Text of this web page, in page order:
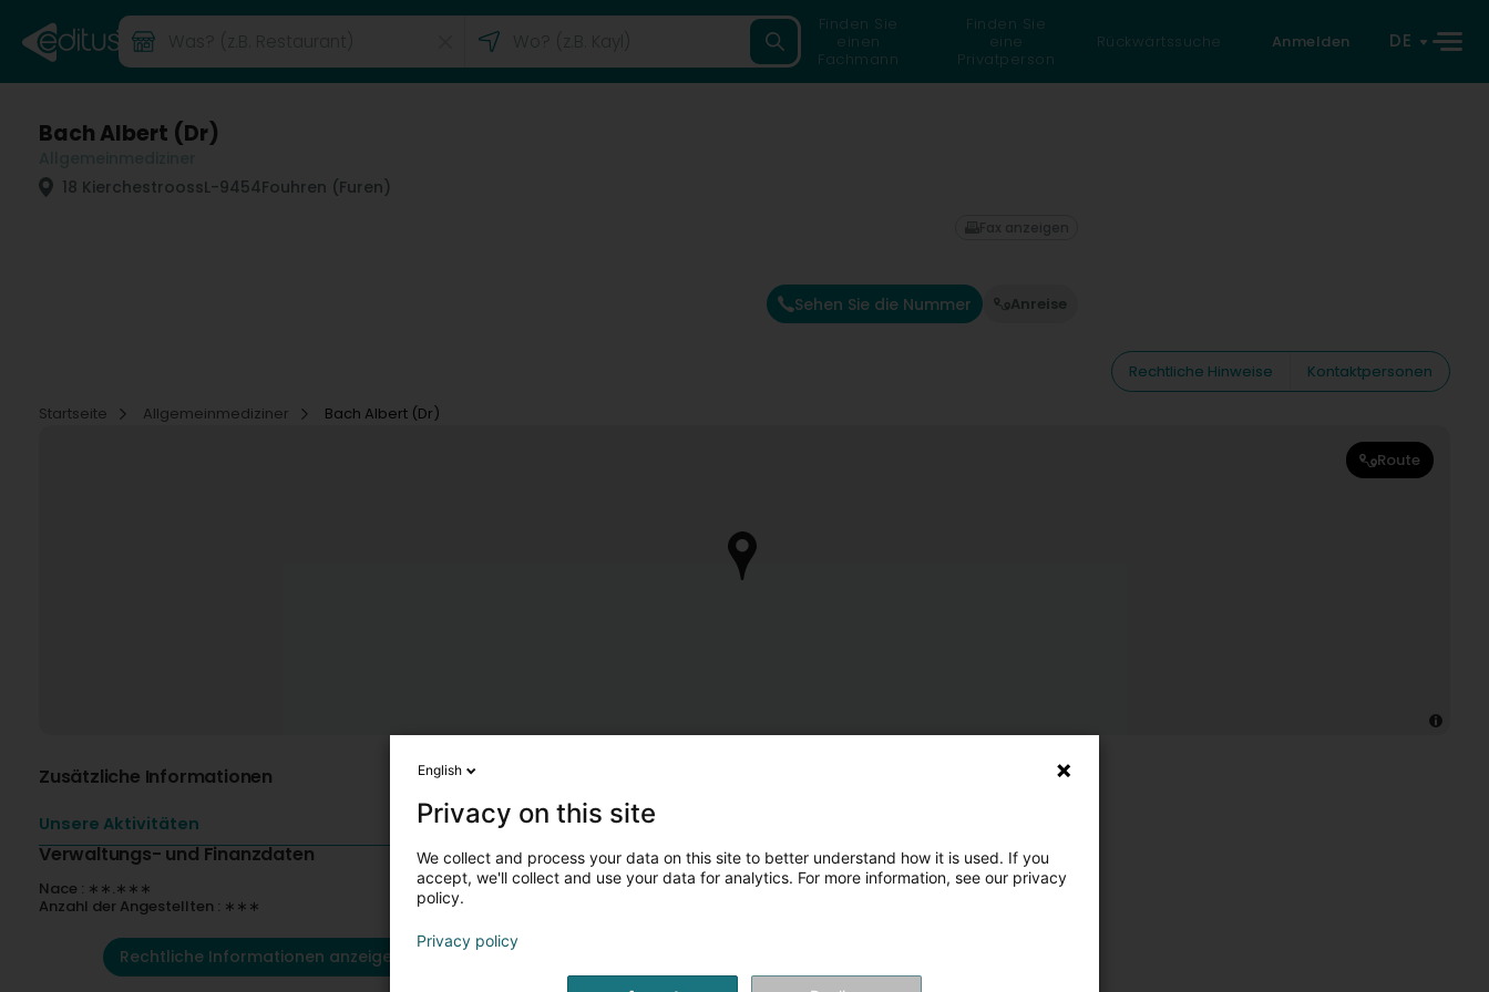
Finden Sie
einen
Fachmann
Finden Sie
eine
Privatperson
Rückwärtssuche Anmelden DE
Bach Albert (Dr)
18 KierchestroossL-9454Fouhren (Furen)
Sehen Sie die Nummer Anreise
Fax anzeigen
Rechtliche Hinweise
Kontaktpersonen
Startseite
Allgemeinmediziner Bach Albert (Dr)
Route
Zusätzliche Informationen
Unsere Aktivitäten
Verwaltungs- und Finanzdaten
Nace : ∗∗.∗∗∗
Anzahl der Angestellten : ∗∗∗
Rechtliche Informationen anzeigen
English
Privacy on this site
We collect and process your data on this site to better understand how it is used. If you
accept, we'll collect and use your data for analytics. For more information, see our privacy
policy.
Privacy policy